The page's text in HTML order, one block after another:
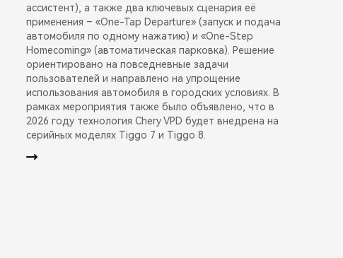
ассистент), а также два ключевых сценария её
применения – «One-Tap Departure» (запуск и подача
автомобиля по одному нажатию) и «One-Step
Homecoming» (автоматическая парковка). Решение
ориентировано на повседневные задачи
пользователей и направлено на упрощение
использования автомобиля в городских условиях. В
рамках мероприятия также было объявлено, что в
2026 году технология Chery VPD будет внедрена на
серийных моделях Tiggo 7 и Tiggo 8.